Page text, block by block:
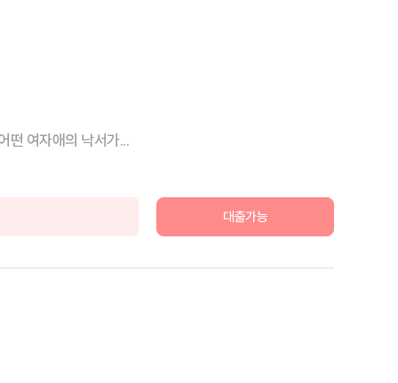
떤 여자애의 낙서가...
대출가능